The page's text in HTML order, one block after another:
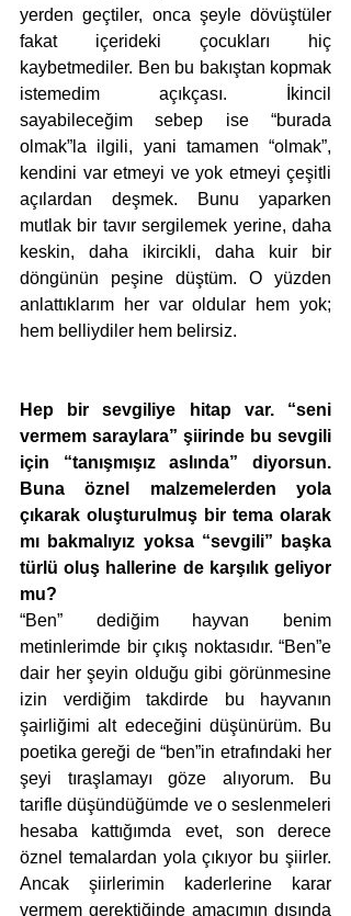
yerden geçtiler, onca şeyle dövüştüler
fakat içerideki çocukları hiç
kaybetmediler. Ben bu bakıştan kopmak
istemedim açıkçası. İkincil
sayabileceğim sebep ise “burada
olmak”la ilgili, yani tamamen “olmak”,
kendini var etmeyi ve yok etmeyi çeşitli
açılardan deşmek. Bunu yaparken
mutlak bir tavır sergilemek yerine, daha
keskin, daha ikircikli, daha kuir bir
döngünün peşine düştüm. O yüzden
anlattıklarım her var oldular hem yok;
hem belliydiler hem belirsiz.
Hep bir sevgiliye hitap var. “seni
vermem saraylara” şiirinde bu sevgili
için “tanışmışız aslında” diyorsun.
Buna öznel malzemelerden yola
çıkarak oluşturulmuş bir tema olarak
mı bakmalıyız yoksa “sevgili” başka
türlü oluş hallerine de karşılık geliyor
mu?
“Ben” dediğim hayvan benim
metinlerimde bir çıkış noktasıdır. “Ben”e
dair her şeyin olduğu gibi görünmesine
izin verdiğim takdirde bu hayvanın
şairliğimi alt edeceğini düşünürüm. Bu
poetika gereği de “ben”in etrafındaki her
şeyi tıraşlamayı göze alıyorum. Bu
tarifle düşündüğümde ve o seslenmeleri
hesaba kattığımda evet, son derece
öznel temalardan yola çıkıyor bu şiirler.
Ancak şiirlerimin kaderlerine karar
vermem gerektiğinde amacımın dışında